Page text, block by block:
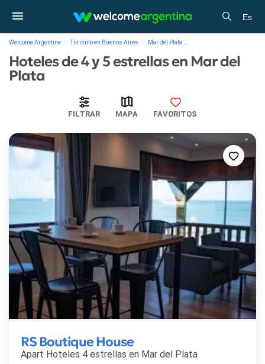
Es
Welcome Argentina Turismo en Buenos Aires Mar del Plata
Hoteles de 4 y 5 estrellas en Mar del
Plata
FILTRAR MAPA FAVORITOS
RS Boutique House
Apart Hoteles 4 estrellas en Mar del Plata